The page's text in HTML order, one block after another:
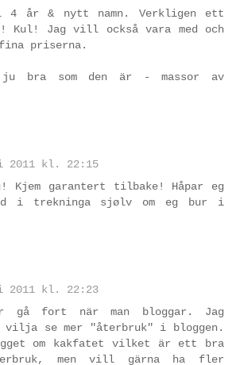
år & nytt namn. Verkligen ett
Kul! Jag vill också vara med och
priserna.
ju bra som den är - massor av
2011 kl. 22:15
Kjem garantert tilbake! Håpar eg
i trekninga sjølv om eg bur i
2011 kl. 22:23
gå fort när man bloggar. Jag
vilja se mer "återbruk" i bloggen.
om kakfatet vilket är ett bra
men vill gärna ha fler